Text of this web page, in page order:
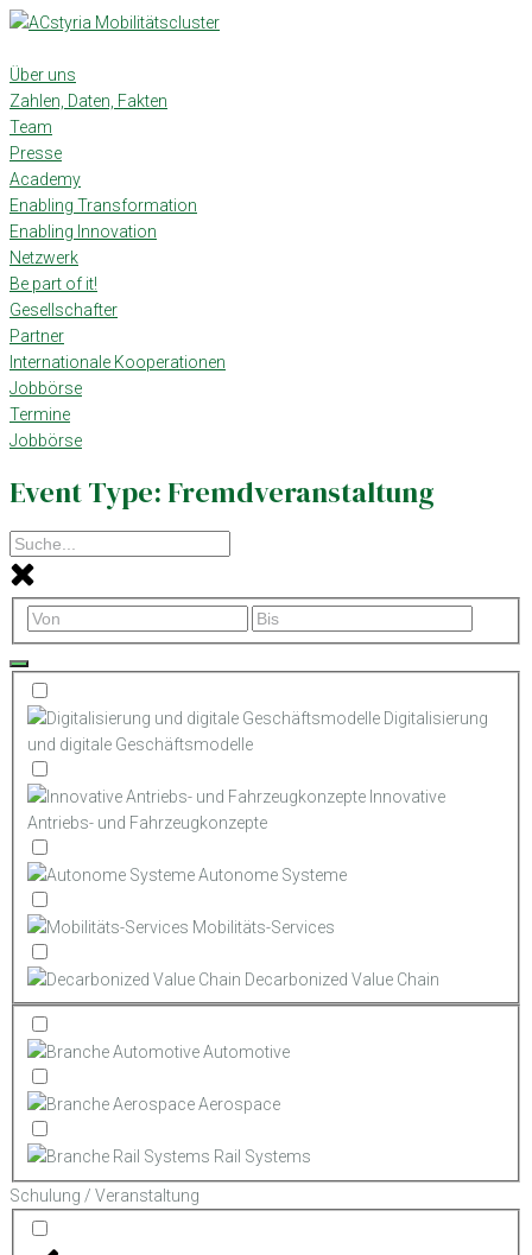
Skip
content
Über uns
Zahlen, Daten, Fakten
Team
Presse
Academy
Enabling Transformation
Enabling Innovation
Netzwerk
Be part of it!
Gesellschafter
Partner
Internationale Kooperationen
Jobbörse
Termine
Jobbörse
Event Type: Fremdveranstaltung
Digitalisierung
und digitale Geschäftsmodelle
Innovative
Antriebs- und Fahrzeugkonzepte
Autonome Systeme
Mobilitäts-Services
Decarbonized Value Chain
Automotive
Aerospace
Rail Systems
Schulung / Veranstaltung